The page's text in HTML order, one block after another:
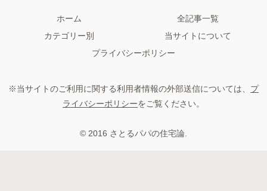
ホーム
全記事一覧
カテゴリー別
当サイトについて
プライバシーポリシー
※当サイトのご利用に関する利用者情報の外部送信については、 プ
ライバシーポリシーをご覧ください。
© 2016 さとるパパの住宅論.